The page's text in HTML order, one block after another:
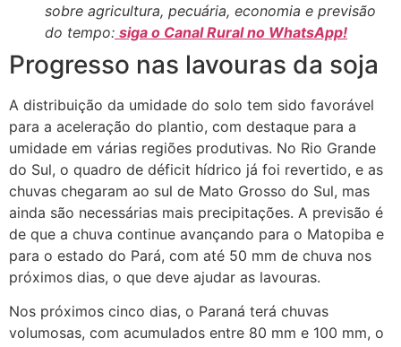
sobre agricultura, pecuária, economia e previsão
do tempo: siga o Canal Rural no WhatsApp!
Progresso nas lavouras da soja
A distribuição da umidade do solo tem sido favorável
para a aceleração do plantio, com destaque para a
umidade em várias regiões produtivas. No Rio Grande
do Sul, o quadro de déficit hídrico já foi revertido, e as
chuvas chegaram ao sul de Mato Grosso do Sul, mas
ainda são necessárias mais precipitações. A previsão é
de que a chuva continue avançando para o Matopiba e
para o estado do Pará, com até 50 mm de chuva nos
próximos dias, o que deve ajudar as lavouras.
Nos próximos cinco dias, o Paraná terá chuvas
volumosas, com acumulados entre 80 mm e 100 mm, o